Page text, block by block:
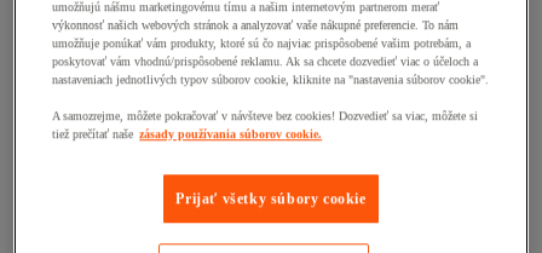
umožňujú nášmu marketingovému tímu a našim internetovým partnerom merať
výkonnosť našich webových stránok a analyzovať vaše nákupné preferencie. To nám
umožňuje ponúkať vám produkty, ktoré sú čo najviac prispôsobené vašim potrebám, a
poskytovať vám vhodnú/prispôsobené reklamu. Ak sa chcete dozvedieť viac o účeloch a
nastaveniach jednotlivých typov súborov cookie, kliknite na "nastavenia súborov cookie".
A samozrejme, môžete pokračovať v návšteve bez cookies! Dozvedieť sa viac, môžete si
tiež prečítať naše zásady používania súborov cookie.
Prijať všetky súbory cookie